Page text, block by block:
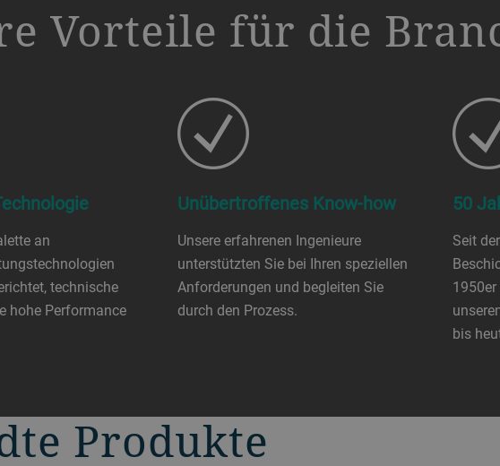
Vorteile für die
an
technische
hohe Performance
Unübertroffenes Know-how
Unsere erfahrenen Ingenieure
unterstützten Sie bei Ihren speziellen
Anforderungen und begleiten Sie
durch den Prozess.
50
Seit
bis
Produkte